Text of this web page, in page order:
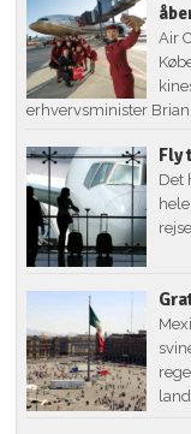
Air
erhvervsminister Brian
Fly
Det